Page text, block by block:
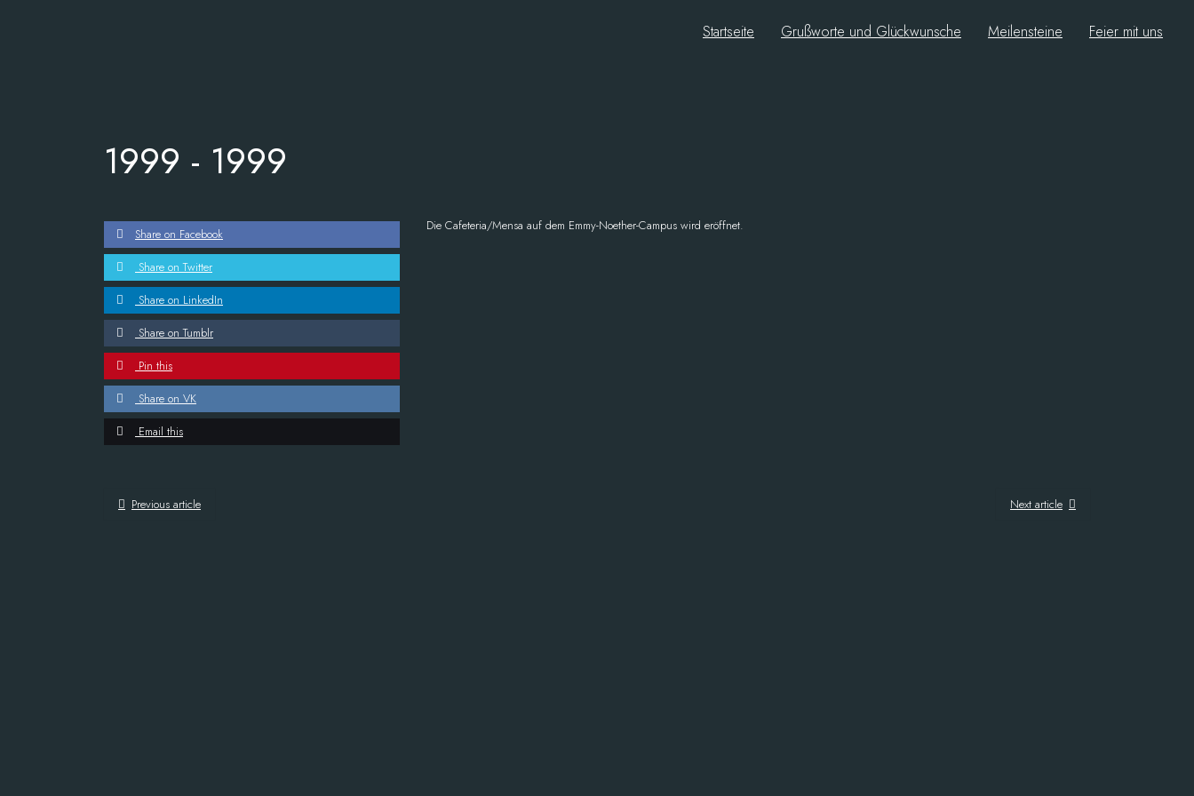
Startseite Grußworte und Glückwunsche Meilensteine Feier mit uns
1999 - 1999
Share on Facebook
Share on Twitter
Share on LinkedIn
Share on Tumblr
Pin this
Share on VK
Email this
Die Cafeteria/Mensa auf dem Emmy-Noether-Campus wird eröffnet.
Next article
Previous article